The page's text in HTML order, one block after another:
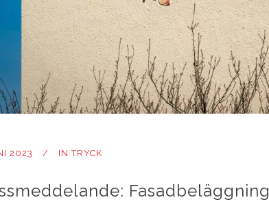
2023 IN TRYCK